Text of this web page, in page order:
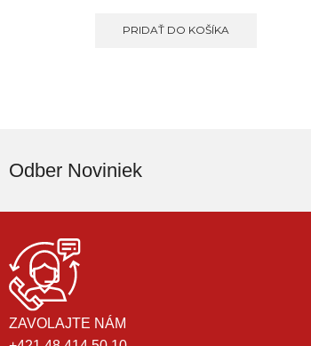
PRIDAŤ DO KOŠÍKA
Odber Noviniek
ZAVOLAJTE NÁM